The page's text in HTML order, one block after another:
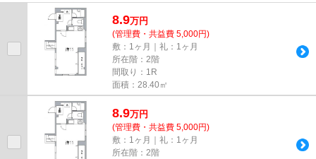
しております！最新の情報は...
8.9万円
(管理費・共益費 5,000円)
敷：1ヶ月｜礼：1ヶ月
所在階：2階
間取り：1R
面積：28.40㎡
8.9万円
(管理費・共益費 5,000円)
敷：1ヶ月｜礼：1ヶ月
所在階：2階